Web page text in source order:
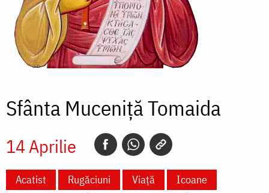
Sfânta Muceniță Tomaida
14 Aprilie
Acatist Rugăciuni Viață
Icoane